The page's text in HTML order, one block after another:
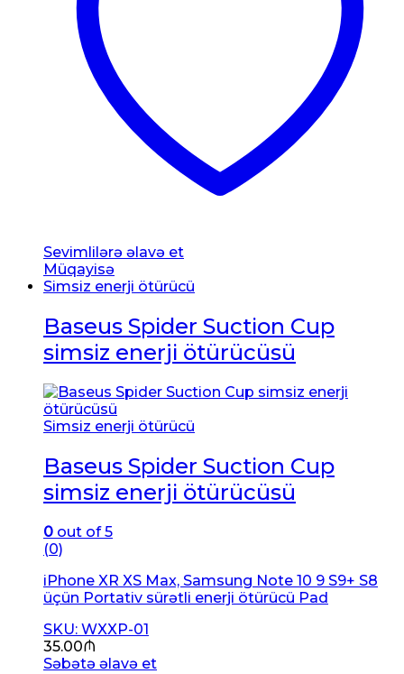
Sevimlilərə əlavə et
Müqayisə
Simsiz enerji ötürücü
Baseus Spider Suction Cup
simsiz enerji ötürücüsü
Simsiz enerji ötürücü
Baseus Spider Suction Cup
simsiz enerji ötürücüsü
0 out of 5
(0)
iPhone XR XS Max, Samsung Note 10 9 S9+ S8
üçün Portativ sürətli enerji ötürücü Pad
SKU: WXXP-01
35.00₼
Səbətə əlavə et